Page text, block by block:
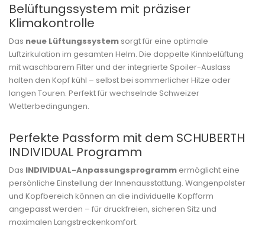
Belüftungssystem mit präziser
Klimakontrolle
Das neue Lüftungssystem sorgt für eine optimale
Luftzirkulation im gesamten Helm. Die doppelte Kinnbelüftung
mit waschbarem Filter und der integrierte Spoiler-Auslass
halten den Kopf kühl – selbst bei sommerlicher Hitze oder
langen Touren. Perfekt für wechselnde Schweizer
Wetterbedingungen.
Perfekte Passform mit dem SCHUBERTH
INDIVIDUAL Programm
Das INDIVIDUAL-Anpassungsprogramm ermöglicht eine
persönliche Einstellung der Innenausstattung. Wangenpolster
und Kopfbereich können an die individuelle Kopfform
angepasst werden – für druckfreien, sicheren Sitz und
maximalen Langstreckenkomfort.